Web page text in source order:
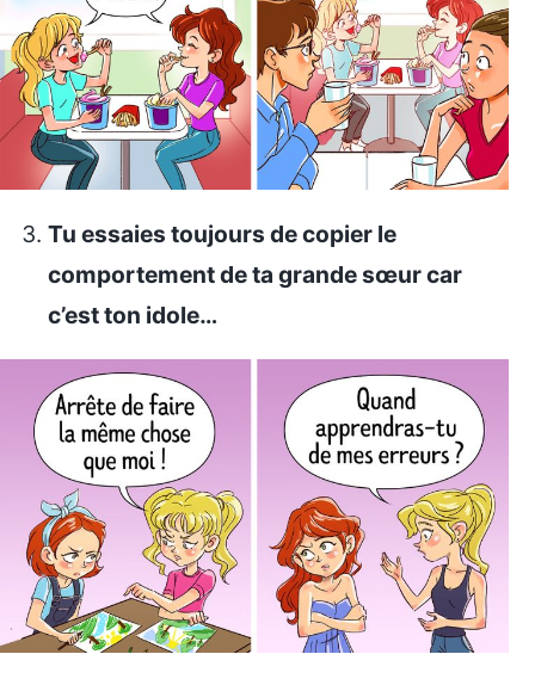
Tu essaies toujours de copier le
comportement de ta grande sœur car
c’est ton idole…